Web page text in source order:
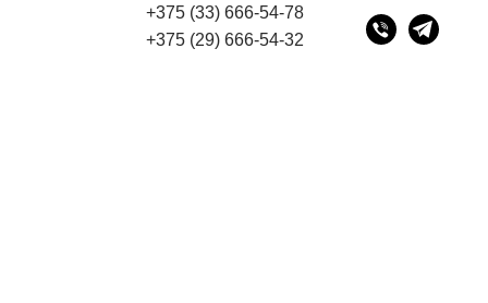
+375 (29) 666-54-32
+375 (33) 666-54-78
"Мы переехали! Офис и склад теперь по